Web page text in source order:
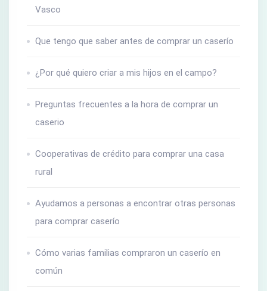
Vasco
Que tengo que saber antes de comprar un caserío
¿Por qué quiero criar a mis hijos en el campo?
Preguntas frecuentes a la hora de comprar un
caserio
Cooperativas de crédito para comprar una casa
rural
Ayudamos a personas a encontrar otras personas
para comprar caserío
Cómo varias familias compraron un caserío en
común